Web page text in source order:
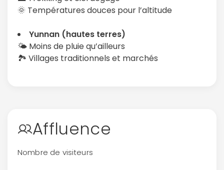
🌞 Températures douces pour l’altitude
Yunnan (hautes terres)
🌤️ Moins de pluie qu’ailleurs
🏞️ Villages traditionnels et marchés
Affluence
Nombre de visiteurs
Continuer avec Apple
ou connectez-vous par mail